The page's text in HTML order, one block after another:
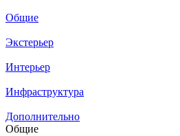
Общие
Экстерьер
Интерьер
Инфраструктура
Дополнительно
Общие